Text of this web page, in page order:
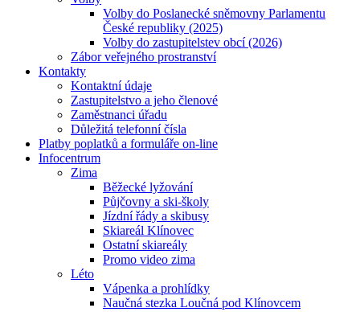
Volby do Poslanecké sněmovny Parlamentu
České republiky (2025)
Volby do zastupitelstev obcí (2026)
Zábor veřejného prostranství
Kontakty
Kontaktní údaje
Zastupitelstvo a jeho členové
Zaměstnanci úřadu
Důležitá telefonní čísla
Platby poplatků a formuláře on-line
Infocentrum
Zima
Běžecké lyžování
Půjčovny a ski-školy
Jízdní řády a skibusy
Skiareál Klínovec
Ostatní skiareály
Promo video zima
Léto
Vápenka a prohlídky
Naučná stezka Loučná pod Klínovcem